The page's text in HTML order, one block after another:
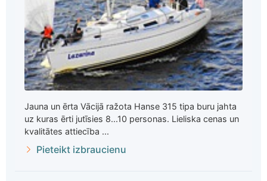
Jauna un ērta Vācijā ražota Hanse 315 tipa buru jahta
uz kuras ērti jutīsies 8...10 personas. Lieliska cenas un
kvalitātes attiecība ...
Pieteikt izbraucienu